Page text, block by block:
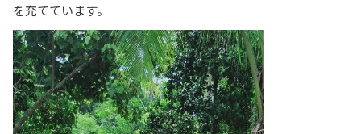
を充てています。